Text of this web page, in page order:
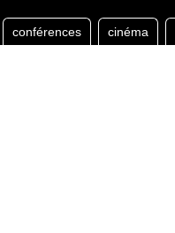
conférences cinéma